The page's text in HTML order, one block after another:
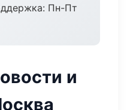
Пн-Пт
и